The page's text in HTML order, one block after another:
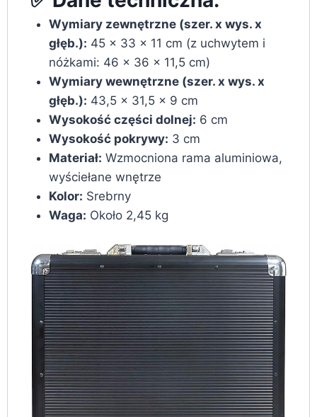
Wymiary zewnętrzne (szer. x wys. x
głęb.): 45 x 33 x 11 cm (z uchwytem i
nóżkami: 46 x 36 x 11,5 cm)
Wymiary wewnętrzne (szer. x wys. x
głęb.): 43,5 x 31,5 x 9 cm
Wysokość części dolnej: 6 cm
Wysokość pokrywy: 3 cm
Materiał: Wzmocniona rama aluminiowa,
wyściełane wnętrze
Kolor: Srebrny
Waga: Około 2,45 kg